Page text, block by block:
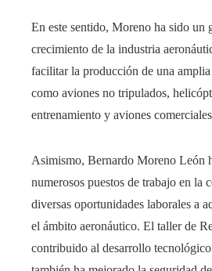
En este sentido, Moreno ha sido un
crecimiento de la industria
facilitar la producción de una amplia
como aviones no tripulados,
entrenamiento y aviones
Asimismo, Bernardo Moreno León
numerosos puestos de trabajo en la
diversas oportunidades laborales a
el ámbito aeronáutico. El taller de
contribuido al desarrollo